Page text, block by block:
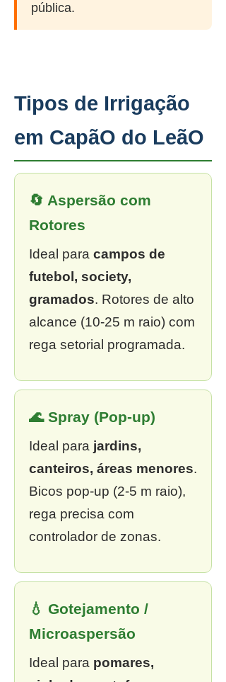
pública.
Tipos de Irrigação
em CapãO do LeãO
🔄 Aspersão com
Rotores
Ideal para campos de
futebol, society,
gramados. Rotores de alto
alcance (10-25 m raio) com
rega setorial programada.
🌊 Spray (Pop-up)
Ideal para jardins,
canteiros, áreas menores.
Bicos pop-up (2-5 m raio),
rega precisa com
controlador de zonas.
💧 Gotejamento /
Microaspersão
Ideal para pomares,